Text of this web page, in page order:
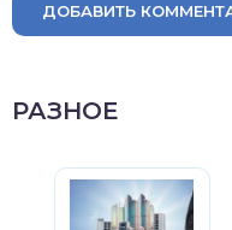
ДОБАВИТЬ
РАЗНОЕ